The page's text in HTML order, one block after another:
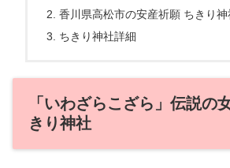
香川県高松市の安産祈願 ちきり神
ちきり神社詳細
「いわざらこざら」伝説の
きり神社